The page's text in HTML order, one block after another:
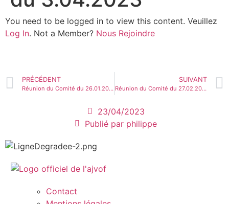
You need to be logged in to view this content. Veuillez
Log In. Not a Member? Nous Rejoindre
PRÉCÉDENT
Réunion du Comité du 26.01.2023
SUIVANT
Réunion du Comité du 27.02.2024
23/04/2023
Publié par philippe
Contact